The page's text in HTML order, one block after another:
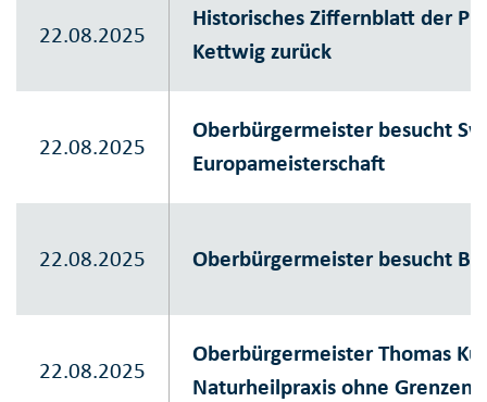
22.08.2025
Historisches Ziffernblatt der
Kettwig zurück
22.08.2025
Oberbürgermeister besucht
Europameisterschaft
22.08.2025 Oberbürgermeister besucht
22.08.2025
Oberbürgermeister Thomas
Naturheilpraxis ohne Grenzen